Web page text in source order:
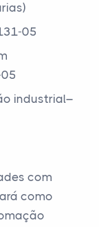
05
industrial–
com
como